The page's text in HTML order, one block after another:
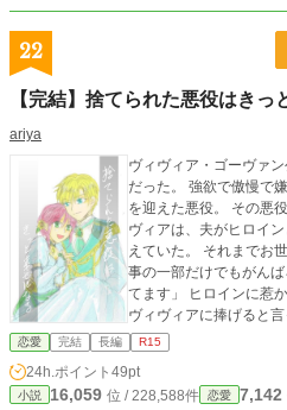
22
【完結】捨てられた悪役はきっ
ariya
ヴィヴィア・ゴーヴァ
だった。 強欲で傲慢で嫌われ者、夫に捨てられて惨めな最期
を迎えた悪役。 その悪役に転生していたことに気づいたヴィ
ヴィアは、夫がヒロイ
えていた。 それまでお
事の一部だけでもがんばろう。 「ヴィヴィア、
てます」 ヒロインに惹かれつつあるはずの夫・クリスは愛を
ヴィヴィアに捧げると言ってきて。 そも
ィアを娶ったのは、王
の契約結婚だったはずでは？ 愛などなかったと思っ
婦生活に変化が訪れる。 ※本作は、一般的な爽快ざまぁ・即
溺愛を主軸とした作品ではありませ
恋愛 完結 長編 R15
24h.ポイント 49pt
小説 16,059 位 / 228,588件 恋愛 7,142